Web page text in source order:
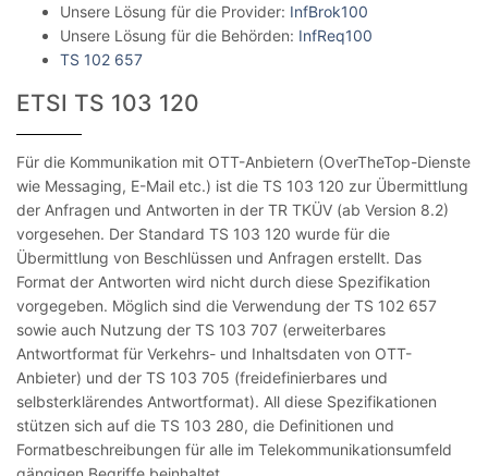
Unsere Lösung für die Provider: InfBrok100
Unsere Lösung für die Behörden: InfReq100
TS 102 657
ETSI TS 103 120
Für die Kommunikation mit OTT-Anbietern (OverTheTop-Dienste
wie Messaging, E-Mail etc.) ist die TS 103 120 zur Übermittlung
der Anfragen und Antworten in der TR TKÜV (ab Version 8.2)
vorgesehen. Der Standard TS 103 120 wurde für die
Übermittlung von Beschlüssen und Anfragen erstellt. Das
Format der Antworten wird nicht durch diese Spezifikation
vorgegeben. Möglich sind die Verwendung der TS 102 657
sowie auch Nutzung der TS 103 707 (erweiterbares
Antwortformat für Verkehrs- und Inhaltsdaten von OTT-
Anbieter) und der TS 103 705 (freidefinierbares und
selbsterklärendes Antwortformat). All diese Spezifikationen
stützen sich auf die TS 103 280, die Definitionen und
Formatbeschreibungen für alle im Telekommunikationsumfeld